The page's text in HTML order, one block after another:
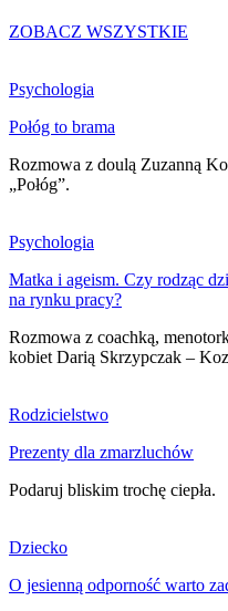
ZOBACZ WSZYSTKIE
Psychologia
Połóg to brama
Rozmowa z doulą Zuzanną
„Połóg”.
Psychologia
Matka i ageism. Czy rodząc
na rynku pracy?
Rozmowa z coachką,
kobiet Darią Skrzypczak –
Rodzicielstwo
Prezenty dla zmarzluchów
Podaruj bliskim trochę ciepła.
Dziecko
O jesienną odporność warto